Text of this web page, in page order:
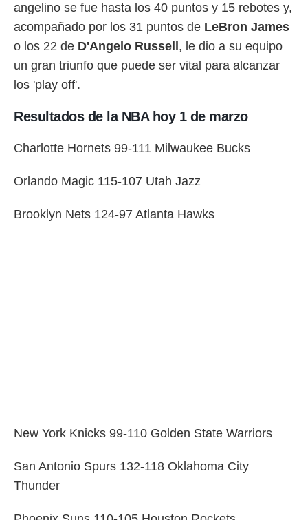
angelino se fue hasta los 40 puntos y 15 rebotes y,
acompañado por los 31 puntos de LeBron James
o los 22 de D'Angelo Russell , le dio a su equipo
un gran triunfo que puede ser vital para alcanzar
los 'play off'.
Resultados de la NBA hoy 1 de marzo
Charlotte Hornets 99-111 Milwaukee Bucks
Orlando Magic 115-107 Utah Jazz
Brooklyn Nets 124-97 Atlanta Hawks
New York Knicks 99-110 Golden State Warriors
San Antonio Spurs 132-118 Oklahoma City
Thunder